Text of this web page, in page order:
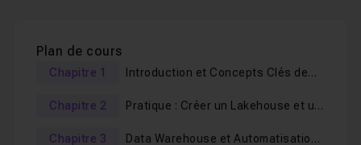
avec le langage SQL si vous préférez.
Créer un rapport Power BI relié à la sourcegrâce
afficher vos chiffres clés et les croiser en quelques
Plan de cours
Chapitre 1
Introduction et Concepts Clés de
Chapitre 2
Pratique : Créer un Lakehouse et un
Chapitre 3
Data Warehouse et Automatisation